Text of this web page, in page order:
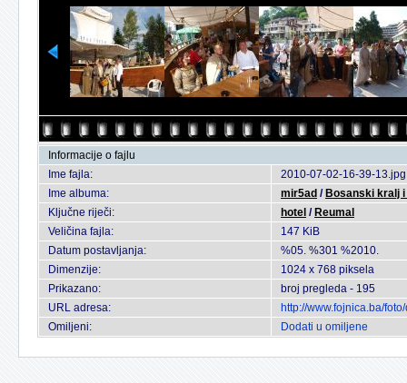
Informacije o fajlu
Ime fajla:
2010-07-02-16-39-13.jpg
Ime albuma:
mir5ad / Bosanski kralj
Ključne riječi:
hotel / Reumal
Veličina fajla:
147 KiB
Datum postavljanja:
%05. %301 %2010.
Dimenzije:
1024 x 768 piksela
Prikazano:
broj pregleda - 195
URL adresa:
http://www.fojnica.ba/
Omiljeni:
Dodati u omiljene